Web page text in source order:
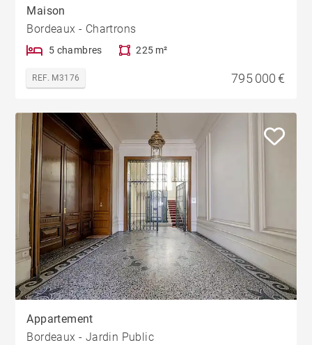
Maison
Bordeaux - Chartrons
5 chambres 225 m²
REF. M3176 795 000 €
Appartement
Bordeaux - Jardin Public